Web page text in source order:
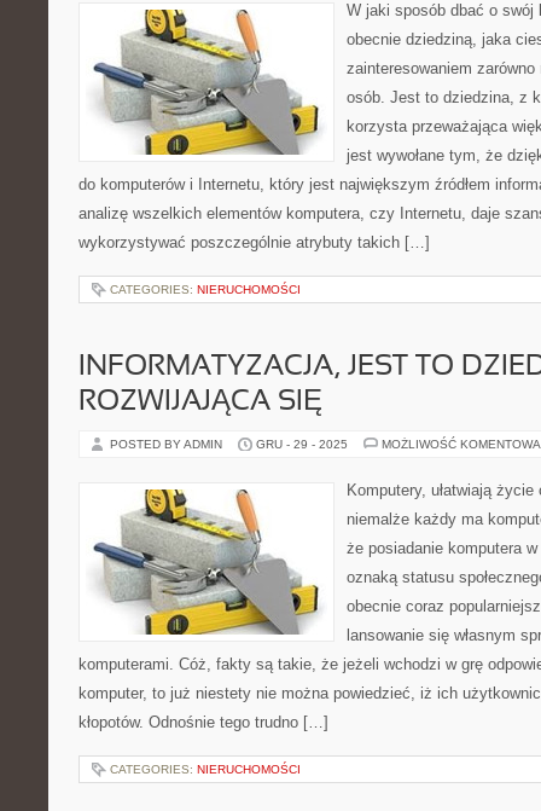
W jaki sposób dbać o
obecnie dziedziną, jaka
zainteresowaniem
osób. Jest to dziedzina, z
korzysta przeważająca
jest wywołane tym, że
do komputerów i Internetu, który jest największym źródłem
analizę wszelkich elementów komputera, czy Internetu, daje
wykorzystywać poszczególnie atrybuty takich […]
CATEGORIES: NIERUCHOMOŚCI
INFORMATYZACJA, JEST TO
ROZWIJAJĄCA SIĘ
POSTED BY ADMIN GRU - 29 - 2025 MOŻLIWOŚĆ
Komputery, ułatwiają życie
niemalże każdy ma
że posiadanie komputera
oznaką statusu
obecnie coraz
lansowanie się własnym
komputerami. Cóż, fakty są takie, że jeżeli wchodzi w grę
komputer, to już niestety nie można powiedzieć, iż ich
kłopotów. Odnośnie tego trudno […]
CATEGORIES: NIERUCHOMOŚCI